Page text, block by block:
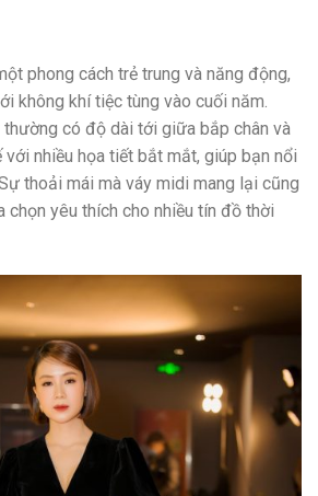
phong cách trẻ trung và năng động,
không khí tiệc tùng vào cuối năm.
thường có độ dài tới giữa bắp chân và
nhiều họa tiết bắt mắt, giúp bạn nổi
thoải mái mà váy midi mang lại cũng
chọn yêu thích cho nhiều tín đồ thời